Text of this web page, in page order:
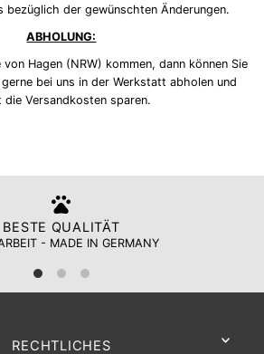
bezüglich der gewünschten Änderungen.
ABHOLUNG:
von Hagen (NRW) kommen, dann können Sie
bei uns in der Werkstatt abholen und
die Versandkosten sparen.
BESTE QUALITÄT
- MADE IN GERMANY
RECHTLICHES